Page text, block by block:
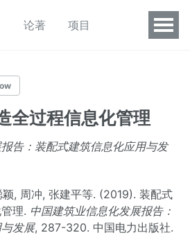
论著 项目
全过程信息化管理
告：装配式建筑信息化应用与发
, 周冲, 张建平等. (2019). 装配式
理. 中国建筑业信息化发展报告：
发展, 287-320. 中国电力出版社.